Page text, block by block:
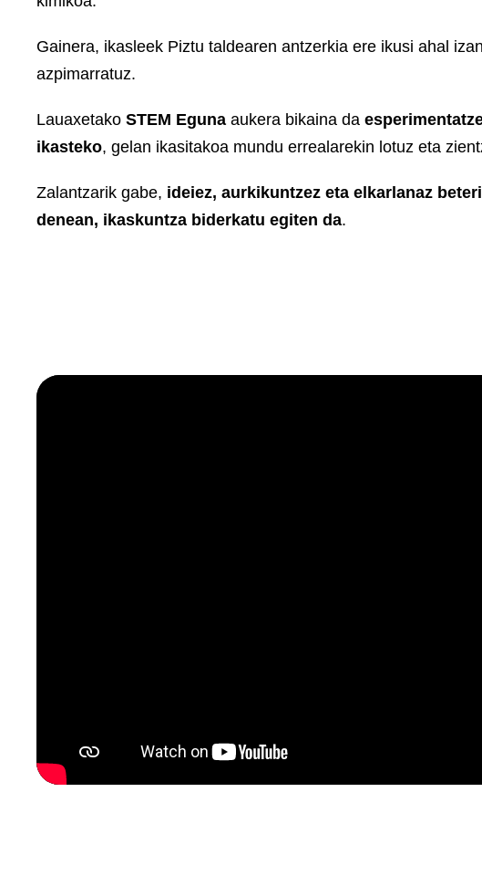
Gainera, ikasleek Piztu taldearen antzerkia ere ikusi ahal
azpimarratuz.
Lauaxetako STEM Eguna aukera bikaina da
ikasteko, gelan ikasitakoa mundu errealarekin lotuz eta
Zalantzarik gabe, ideiez, aurkikuntzez eta elkarlanaz
denean, ikaskuntza biderkatu egiten da.